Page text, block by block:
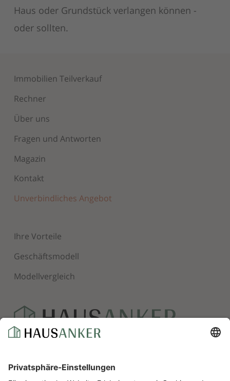
Haus oder Grundstück verlangen können -
oder sollten.
Immobilien Teilverkauf
Rechner
Über uns
Fragen und Antworten
Magazin
Kontakt
Unverbindliches Angebot
Ihre Vorteile
Geschäftsmodell
Modellvergleich